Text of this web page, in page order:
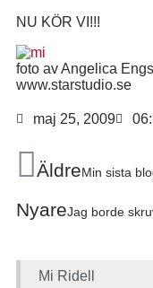
NU KÖR VI!!!
foto av Angelica
www.starstudio.se
maj 25, 2009
ÄldreMin sista
NyareJag borde
Mi Ridell